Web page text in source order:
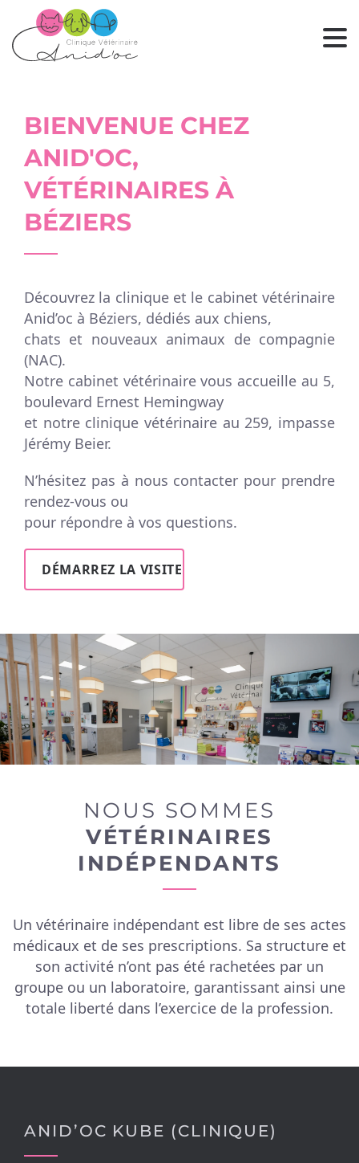
BIENVENUE CHEZ
ANID'OC,
VÉTÉRINAIRES À
BÉZIERS
Découvrez la clinique et le cabinet vétérinaire
Anid’oc à Béziers, dédiés aux chiens,
chats et nouveaux animaux de compagnie
(NAC).
Notre cabinet vétérinaire vous accueille au 5,
boulevard Ernest Hemingway
et notre clinique vétérinaire au 259, impasse
Jérémy Beier.
N’hésitez pas à nous contacter pour prendre
rendez-vous ou
pour répondre à vos questions.
DÉMARREZ LA VISITE
NOUS SOMMES
VÉTÉRINAIRES
INDÉPENDANTS
Un vétérinaire indépendant est libre de ses actes
médicaux et de ses prescriptions. Sa structure et
son activité n’ont pas été rachetées par un
groupe ou un laboratoire, garantissant ainsi une
totale liberté dans l’exercice de la profession.
ANID’OC KUBE (CLINIQUE)